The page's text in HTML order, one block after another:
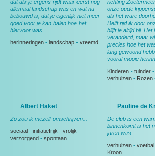
dat als je ergens rijdt waar eerst nog
allemaal landschap was en wat nu
bebouwd is, dat je eigenlijk niet meer
goed voor je kan halen hoe het
hiervoor was.
herinneringen - landschap - vreemd
richting
onze oude
als het ware
Delft rijd ik door
blijft je altijd bij. Het
veranderd, maar
precies hoe het
lang gewoond
vooral mooie
Kinderen - tuinder -
verhuizen - Rozen
Albert Haket
Zo zou ik mezelf omschrijven...
sociaal - initiatiefrijk - vrolijk -
verzorgend - spontaan
Pauline de
De club is een
binnenkomt is het
jaren was.
verhuizen - voetbal
Kroon